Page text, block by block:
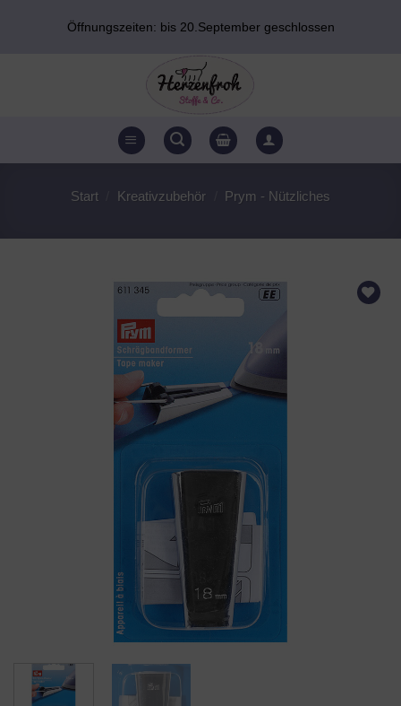
Öffnungszeiten: bis 20.September geschlossen
Start Kreativzubehör Prym - Nützliches